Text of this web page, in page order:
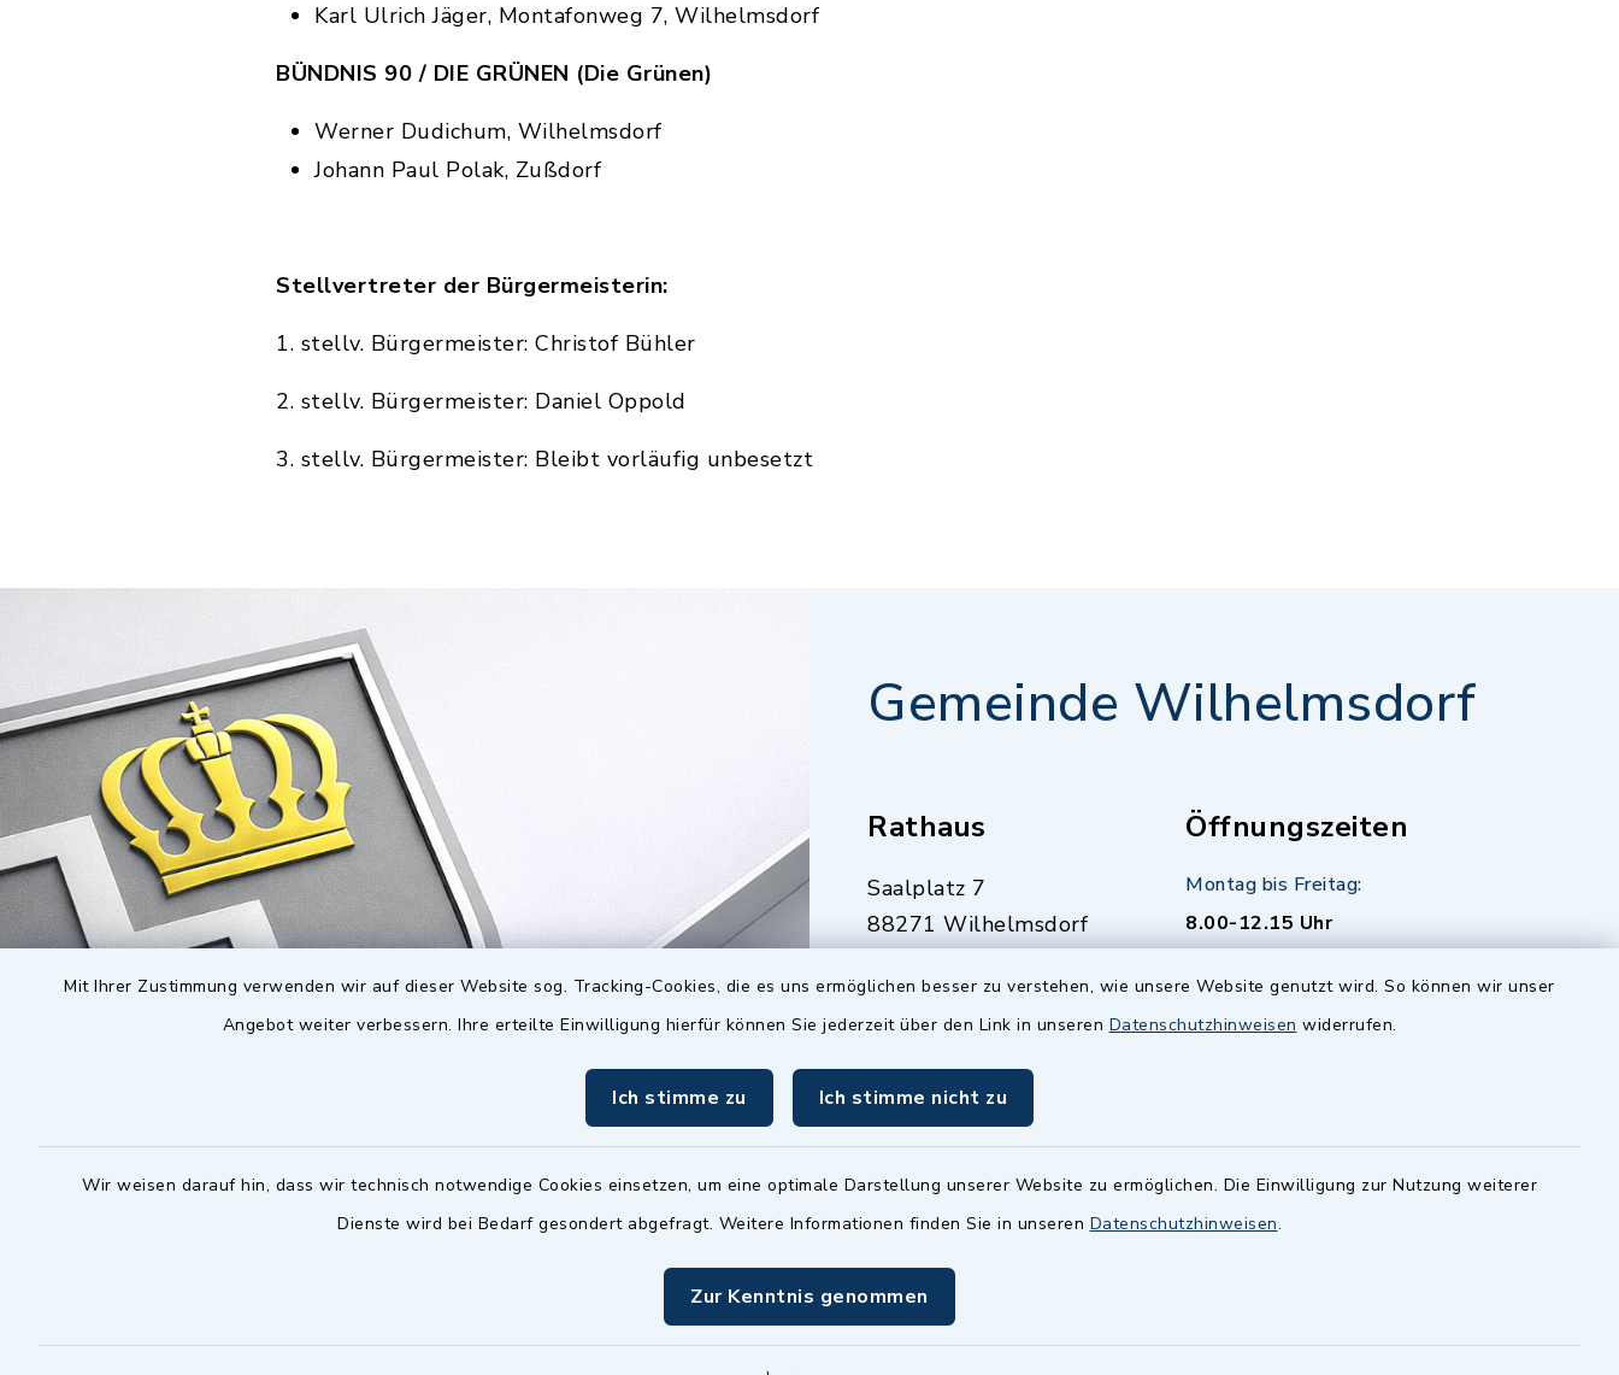
Mit Ihrer Zustimmung verwenden wir auf dieser Website sog. Tracking-Cookies, die es uns ermöglichen besser zu verstehen, wie unsere Website genutzt wird. So können wir unser
Angebot weiter verbessern. Ihre erteilte Einwilligung hierfür können Sie jederzeit über den Link in unseren Datenschutzhinweisen widerrufen.
Ich stimme zu Ich stimme nicht zu
Wir weisen darauf hin, dass wir technisch notwendige Cookies einsetzen, um eine optimale Darstellung unserer Website zu ermöglichen. Die Einwilligung zur Nutzung weiterer
Dienste wird bei Bedarf gesondert abgefragt. Weitere Informationen finden Sie in unseren Datenschutzhinweisen.
Zur Kenntnis genommen
Karl Ulrich Jäger, Montafonweg 7, Wilhelmsdorf
BÜNDNIS 90 / DIE GRÜNEN (Die Grünen)
Werner Dudichum, Wilhelmsdorf
Johann Paul Polak, Zußdorf
Stellvertreter der Bürgermeisterin:
1. stellv. Bürgermeister: Christof Bühler
2. stellv. Bürgermeister: Daniel Oppold
3. stellv. Bürgermeister: Bleibt vorläufig unbesetzt
Gemeinde Wilhelmsdorf
Rathaus
Saalplatz 7
88271 Wilhelmsdorf
07503 921-0
07503 921-159
wilhelmsdorf.de
Öffnungszeiten
Montag bis Freitag:
8.00-12.15 Uhr
zusätzlich:
Montag 14.00-16.00 Uhr
Quicklinks
Baupilot
Serviceportal Baden-
Württemberg